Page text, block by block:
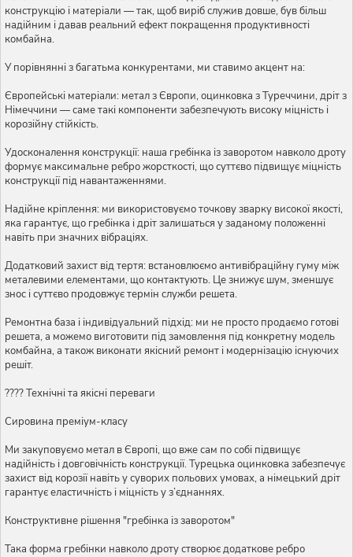
конструкцію і матеріали — так, щоб виріб служив довше, був більш
надійним і давав реальний ефект покращення продуктивності
комбайна.
У порівнянні з багатьма конкурентами, ми ставимо акцент на:
Європейські матеріали: метал з Європи, оцинковка з Туреччини, дріт з
Німеччини — саме такі компоненти забезпечують високу міцність і
корозійну стійкість.
Удосконалення конструкції: наша гребінка із заворотом навколо дроту
формує максимальне ребро жорсткості, що суттєво підвищує міцність
конструкції під навантаженнями.
Надійне кріплення: ми використовуємо точкову зварку високої якості,
яка гарантує, що гребінка і дріт залишаться у заданому положенні
навіть при значних вібраціях.
Додатковий захист від тертя: встановлюємо антивібраційну гуму між
металевими елементами, що контактують. Це знижує шум, зменшує
знос і суттєво продовжує термін служби решета.
Ремонтна база і індивідуальний підхід: ми не просто продаємо готові
решета, а можемо виготовити під замовлення під конкретну модель
комбайна, а також виконати якісний ремонт і модернізацію існуючих
решіт.
???? Технічні та якісні переваги
Сировина преміум-класу
Ми закуповуємо метал в Європі, що вже сам по собі підвищує
надійність і довговічність конструкції. Турецька оцинковка забезпечує
захист від корозії навіть у суворих польових умовах, а німецький дріт
гарантує еластичність і міцність у з’єднаннях.
Конструктивне рішення "гребінка із заворотом"
Така форма гребінки навколо дроту створює додаткове ребро